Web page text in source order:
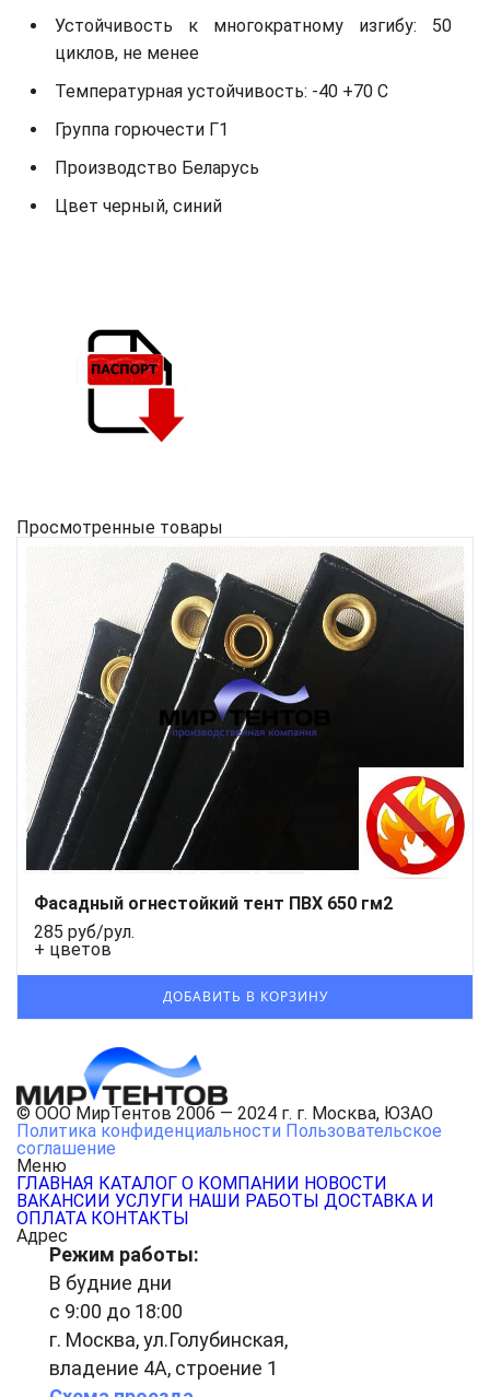
Устойчивость к многократному изгибу: 50
циклов, не менее
Температурная устойчивость: -40 +70 С
Группа горючести Г1
Производство Беларусь
Цвет черный, синий
Просмотренные товары
Фасадный огнестойкий тент ПВХ 650 гм2
285 руб/рул.
+ цветов
© ООО МирТентов 2006 — 2024 г. г. Москва, ЮЗАО
Политика конфиденциальности Пользовательское
соглашение
Меню
ГЛАВНАЯ КАТАЛОГ О КОМПАНИИ НОВОСТИ
ВАКАНСИИ УСЛУГИ НАШИ РАБОТЫ ДОСТАВКА И
ОПЛАТА КОНТАКТЫ
Адрес
Режим работы:
В будние дни
с 9:00 до 18:00
г. Москва, ул.Голубинская,
владение 4А, строение 1